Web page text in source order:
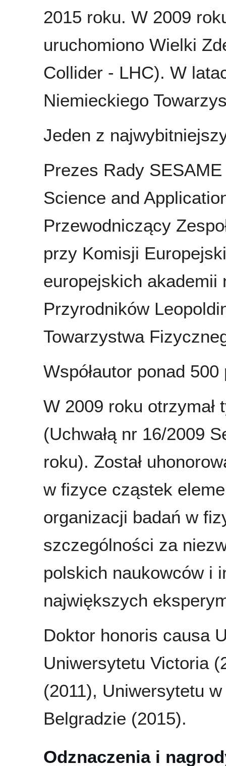
2015 roku. W 2009
uruchomiono Wielki
Collider - LHC). W
Niemieckiego
Jeden z
Prezes Rady
Science and
Przewodniczący
przy Komisji
europejskich akademii
Przyrodników
Towarzystwa
Współautor ponad
W 2009 roku otrzymał
(Uchwałą nr 16/2009
roku). Został
w fizyce cząstek
organizacji badań w
szczególności za
polskich naukowców i
największych
Doktor honoris causa
Uniwersytetu Victoria
(2011), Uniwersytetu
Belgradzie (2015).
Odznaczenia i